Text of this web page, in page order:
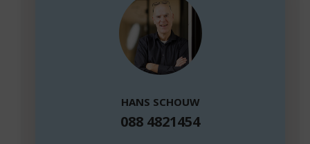
HANS SCHOUW
088 4821454